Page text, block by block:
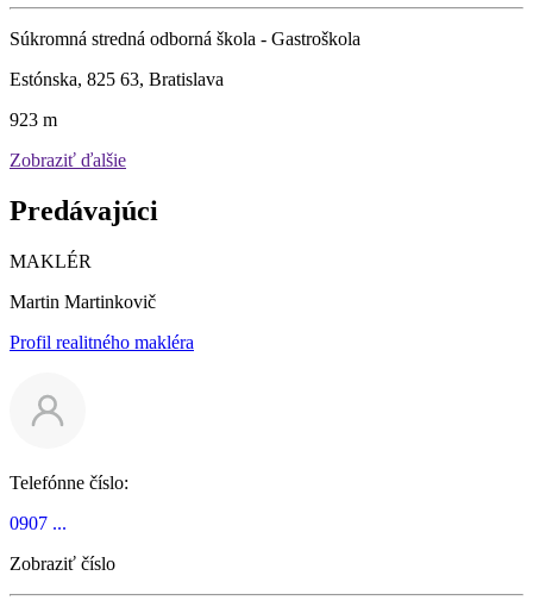
Súkromná stredná odborná škola - Gastroškola
Estónska, 825 63, Bratislava
923 m
Zobraziť ďalšie
Predávajúci
MAKLÉR
Martin Martinkovič
Profil realitného makléra
Telefónne číslo:
0907 ...
Zobraziť číslo